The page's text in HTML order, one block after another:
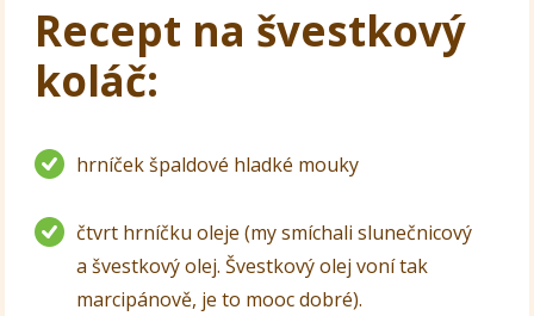
Recept na švestkový
koláč:
hrníček špaldové hladké mouky
čtvrt hrníčku oleje (my smíchali slunečnicový
a švestkový olej. Švestkový olej voní tak
marcipánově, je to mooc dobré).